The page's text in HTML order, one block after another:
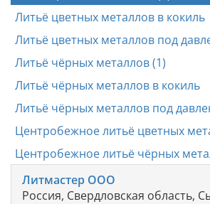
Литьё цветных металлов в кокиль
Литьё цветных металлов под
Литьё чёрных металлов (1)
Литьё чёрных металлов в кокиль
Литьё чёрных металлов под
Центробежное литьё цветных
Центробежное литьё чёрных
Литмастер ООО
Россия, Свердловская область,